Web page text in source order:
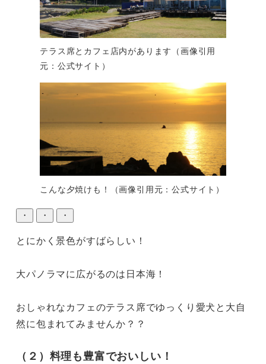
テラス席とカフェ店内があります（画像引用
元：公式サイト）
こんな夕焼けも！（画像引用元：公式サイト）
・ ・ ・
とにかく景色がすばらしい！
大パノラマに広がるのは日本海！
おしゃれなカフェのテラス席でゆっくり愛犬と大自
然に包まれてみませんか？？
（２）料理も豊富でおいしい！